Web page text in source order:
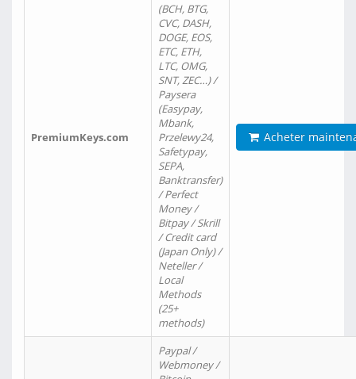
PremiumKeys.com
(BCH, BTG,
CVC, DASH,
DOGE, EOS,
ETC, ETH,
LTC, OMG,
SNT, ZEC…) /
Paysera
(Easypay,
Mbank,
Przelewy24,
Safetypay,
SEPA,
Banktransfer)
/ Perfect
Money /
Bitpay / Skrill
/ Credit card
(Japan Only) /
Neteller /
Local
Methods
(25+
methods)
Acheter
Paypal /
Webmoney /